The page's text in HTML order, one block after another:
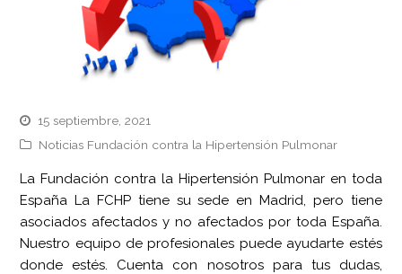
15 septiembre, 2021
Noticias Fundación contra la Hipertensión Pulmonar
La Fundación contra la Hipertensión Pulmonar en toda
España La FCHP tiene su sede en Madrid, pero tiene
asociados afectados y no afectados por toda España.
Nuestro equipo de profesionales puede ayudarte estés
donde estés. Cuenta con nosotros para tus dudas,